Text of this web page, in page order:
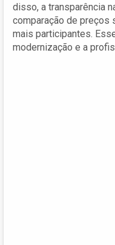
disso, a transparência
comparação de preços
mais participantes.
modernização e a